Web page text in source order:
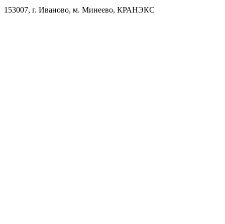
153007, г. Иваново, м. Минеево, КРАНЭКС